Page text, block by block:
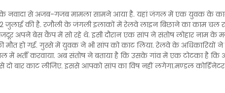
के नवादा से अजब-गजब मामला सामने आया है. यहां जंगल में एक युवक के
जुलाई की है. रजौली के जंगली इलाकों में रेलवे लाइन बिछाने का काम चल
अपने बेस कैंप में सो रहे थे. इसी दौरान एक सांप ने संतोष लोहार नाम के
मौत हो गई. गुस्से में युवक ने भी सांप को काट लिया. रेलवे के
में भर्ती करवाया. अब संतोष ने बताया है कि उसके गांव में एक टोटका है कि
दो बार काट लीजिए. इससे आपको सांप का विष नहीं लगेगा.मण्डल कोर्डिनेटर